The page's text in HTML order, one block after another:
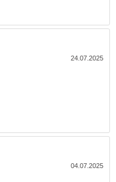
24.07.2025
04.07.2025